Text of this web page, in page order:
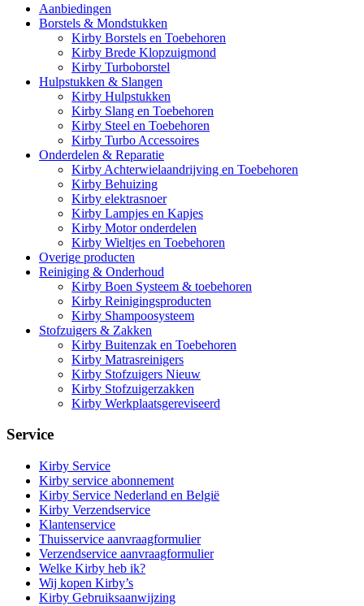
Aanbiedingen
Borstels & Mondstukken
Kirby Borstels en Toebehoren
Kirby Brede Klopzuigmond
Kirby Turboborstel
Hulpstukken & Slangen
Kirby Hulpstukken
Kirby Slang en Toebehoren
Kirby Steel en Toebehoren
Kirby Turbo Accessoires
Onderdelen & Reparatie
Kirby Achterwielaandrijving en Toebehoren
Kirby Behuizing
Kirby elektrasnoer
Kirby Lampjes en Kapjes
Kirby Motor onderdelen
Kirby Wieltjes en Toebehoren
Overige producten
Reiniging & Onderhoud
Kirby Boen Systeem & toebehoren
Kirby Reinigingsproducten
Kirby Shampoosysteem
Stofzuigers & Zakken
Kirby Buitenzak en Toebehoren
Kirby Matrasreinigers
Kirby Stofzuigers Nieuw
Kirby Stofzuigerzakken
Kirby Werkplaatsgereviseerd
Service
Kirby Service
Kirby service abonnement
Kirby Service Nederland en België
Kirby Verzendservice
Klantenservice
Thuisservice aanvraagformulier
Verzendservice aanvraagformulier
Welke Kirby heb ik?
Wij kopen Kirby’s
Kirby Gebruiksaanwijzing